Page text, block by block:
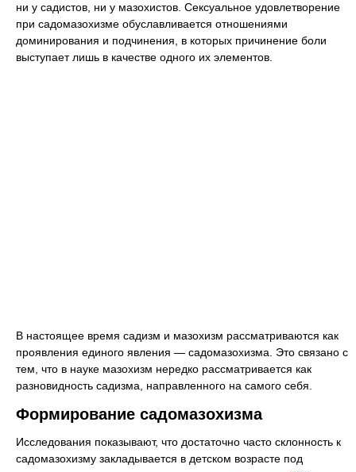
ни у садистов, ни у мазохистов. Сексуальное удовлетворение
при садомазохизме обуславливается отношениями
доминирования и подчинения, в которых причинение боли
выступает лишь в качестве одного их элементов.
В настоящее время садизм и мазохизм рассматриваются как
проявления единого явления — садомазохизма. Это связано с
тем, что в науке мазохизм нередко рассматривается как
разновидность садизма, направленного на самого себя.
Формирование садомазохизма
Исследования показывают, что достаточно часто склонность к
садомазохизму закладывается в детском возрасте под